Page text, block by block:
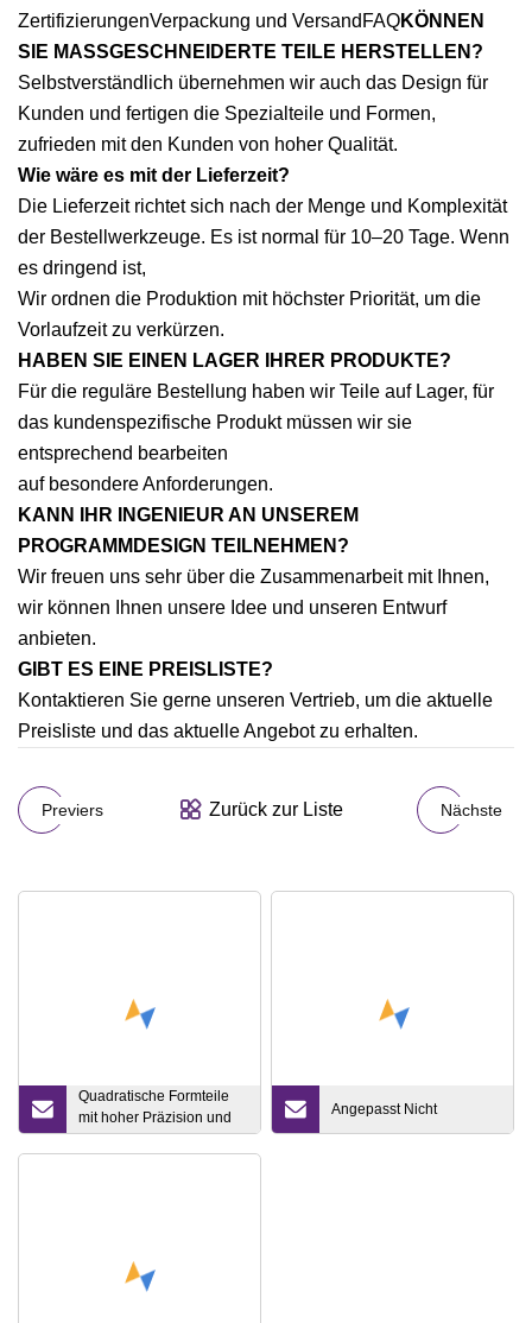
ZertifizierungenVerpackung und VersandFAQKÖNNEN
SIE MASSGESCHNEIDERTE TEILE HERSTELLEN?
Selbstverständlich übernehmen wir auch das Design für
Kunden und fertigen die Spezialteile und Formen,
zufrieden mit den Kunden von hoher Qualität.
Wie wäre es mit der Lieferzeit?
Die Lieferzeit richtet sich nach der Menge und Komplexität
der Bestellwerkzeuge. Es ist normal für 10–20 Tage. Wenn
es dringend ist,
Wir ordnen die Produktion mit höchster Priorität, um die
Vorlaufzeit zu verkürzen.
HABEN SIE EINEN LAGER IHRER PRODUKTE?
Für die reguläre Bestellung haben wir Teile auf Lager, für
das kundenspezifische Produkt müssen wir sie
entsprechend bearbeiten
auf besondere Anforderungen.
KANN IHR INGENIEUR AN UNSEREM
PROGRAMMDESIGN TEILNEHMEN?
Wir freuen uns sehr über die Zusammenarbeit mit Ihnen,
wir können Ihnen unsere Idee und unseren Entwurf
anbieten.
GIBT ES EINE PREISLISTE?
Kontaktieren Sie gerne unseren Vertrieb, um die aktuelle
Preisliste und das aktuelle Angebot zu erhalten.
Previers Zurück zur Liste Nächste
Quadratische Formteile
mit hoher Präzision und
hohen Anforderungen
Angepasst Nicht